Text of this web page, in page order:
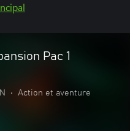
Pac 1
• Action et aventure